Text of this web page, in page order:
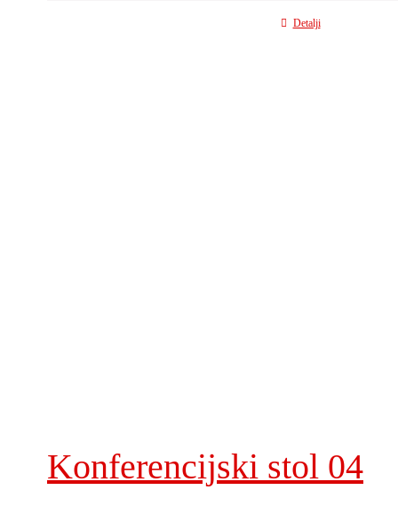
Detalji
Konferencijski stol 04